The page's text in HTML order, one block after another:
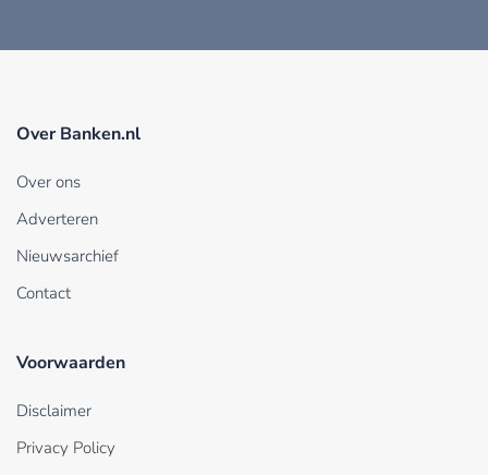
Over Banken.nl
Over ons
Adverteren
Nieuwsarchief
Contact
Voorwaarden
Disclaimer
Privacy Policy